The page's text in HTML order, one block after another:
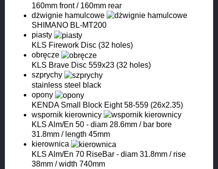
160mm front / 160mm rear
dżwignie hamulcowe
SHIMANO BL-MT200
piasty
KLS Firework Disc (32 holes)
obręcze
KLS Brave Disc 559x23 (32 holes)
szprychy
stainless steel black
opony
KENDA Small Block Eight 58-559 (26x2.35)
wspornik kierownicy
KLS Alm/En 50 - diam 28.6mm / bar bore
31.8mm / length 45mm
kierownica
KLS Alm/En 70 RiseBar - diam 31.8mm / rise
38mm / width 740mm